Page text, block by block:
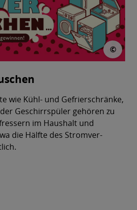
© ©
wie Kühl- und Gefrierschränke,
Geschirrspüler gehö­ren zu
im Haushalt und
die Hälfte des Stromver­